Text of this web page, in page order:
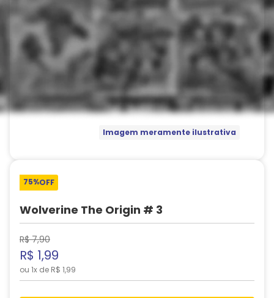
Imagem meramente ilustrativa
75%OFF
Wolverine The Origin # 3
R$ 7,90
R$ 1,99
ou 1x de R$ 1,99